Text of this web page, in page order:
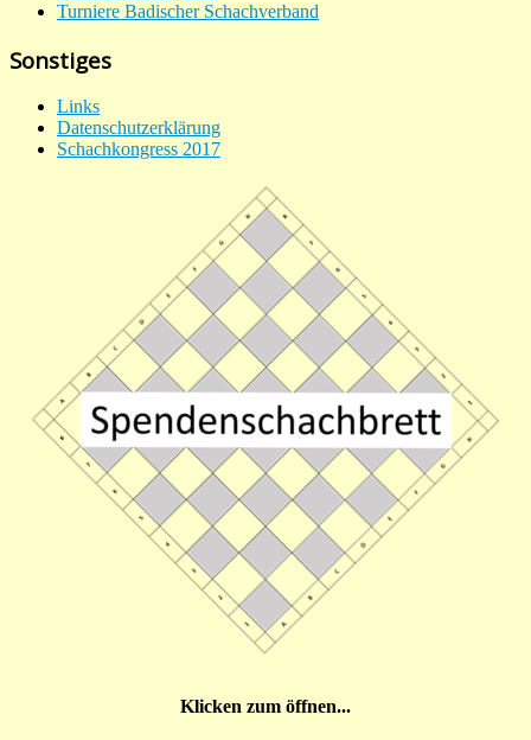
Turniere Badischer Schachverband
Sonstiges
Links
Datenschutzerklärung
Schachkongress 2017
Klicken zum öffnen...